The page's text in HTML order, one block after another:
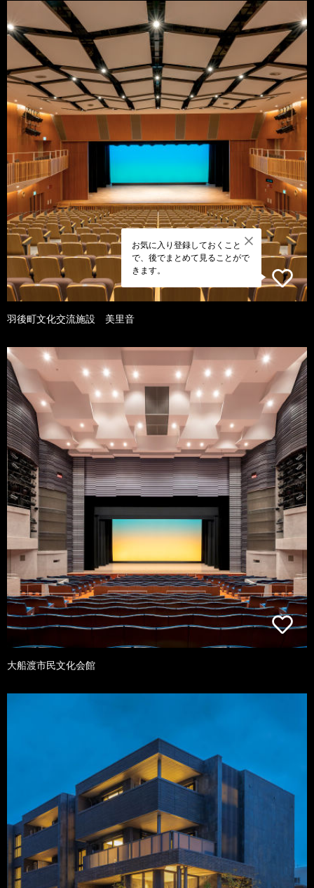
お気に入り登録しておくこと
で、後でまとめて見ることがで
きます。
羽後町文化交流施設 美里音
大船渡市民文化会館